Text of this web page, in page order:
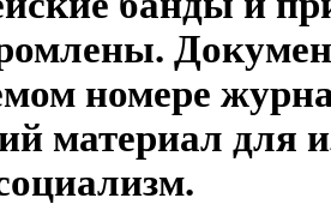
номере
материал для